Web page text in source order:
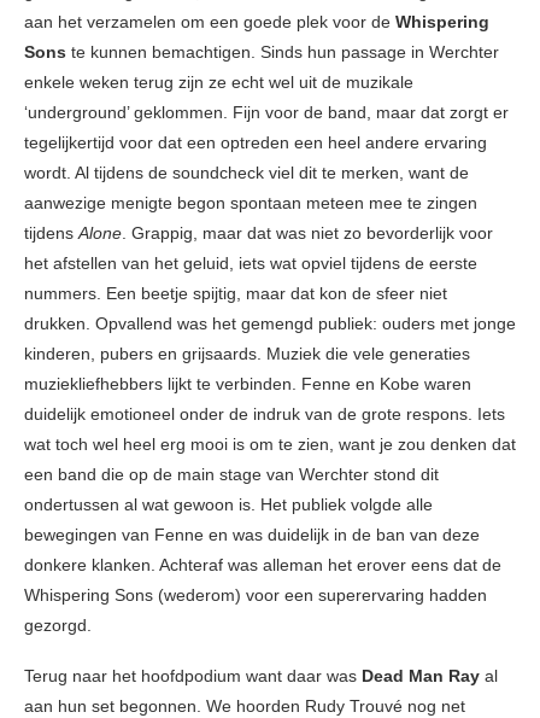
aan het verzamelen om een goede plek voor de Whispering
Sons te kunnen bemachtigen. Sinds hun passage in Werchter
enkele weken terug zijn ze echt wel uit de muzikale
‘underground’ geklommen. Fijn voor de band, maar dat zorgt er
tegelijkertijd voor dat een optreden een heel andere ervaring
wordt. Al tijdens de soundcheck viel dit te merken, want de
aanwezige menigte begon spontaan meteen mee te zingen
tijdens Alone . Grappig, maar dat was niet zo bevorderlijk voor
het afstellen van het geluid, iets wat opviel tijdens de eerste
nummers. Een beetje spijtig, maar dat kon de sfeer niet
drukken. Opvallend was het gemengd publiek: ouders met jonge
kinderen, pubers en grijsaards. Muziek die vele generaties
muziekliefhebbers lijkt te verbinden. Fenne en Kobe waren
duidelijk emotioneel onder de indruk van de grote respons. Iets
wat toch wel heel erg mooi is om te zien, want je zou denken dat
een band die op de main stage van Werchter stond dit
ondertussen al wat gewoon is. Het publiek volgde alle
bewegingen van Fenne en was duidelijk in de ban van deze
donkere klanken. Achteraf was alleman het erover eens dat de
Whispering Sons (wederom) voor een superervaring hadden
gezorgd.
Terug naar het hoofdpodium want daar was Dead Man Ray al
aan hun set begonnen. We hoorden Rudy Trouvé nog net